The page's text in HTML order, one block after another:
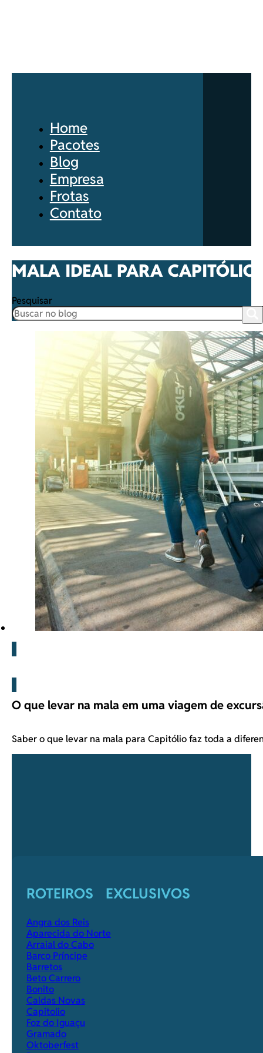
Home
Pacotes
Blog
Empresa
Frotas
Contato
MALA IDEAL PARA CAPITÓLIO
Pesquisar
O que levar na mala em uma viagem de
Saber o que levar na mala para Capitólio faz toda a
ROTEIROS EXCLUSIVOS
Angra dos Reis
Aparecida do Norte
Arraial do Cabo
Barco Príncipe
Barretos
Beto Carrero
Bonito
Caldas Novas
Capitolio
Foz do Iguaçu
Gramado
Oktoberfest